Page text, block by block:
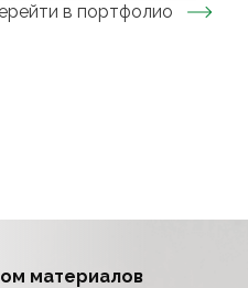
в портфолио
материалов